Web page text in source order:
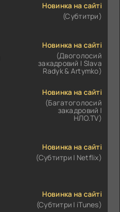
Новинка на сайті
(Субтитри)
Новинка на сайті
(Двоголосий
закадровий | Slava
Radyk & Artymko)
Новинка на сайті
(Багатоголосий
закадровий |
НЛО.TV)
Новинка на сайті
(Субтитри | Netflix)
Новинка на сайті
(Субтитри | iTunes)